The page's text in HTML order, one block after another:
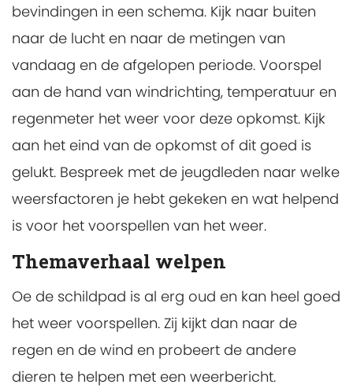
bevindingen in een schema. Kijk naar buiten
naar de lucht en naar de metingen van
vandaag en de afgelopen periode. Voorspel
aan de hand van windrichting, temperatuur en
regenmeter het weer voor deze opkomst. Kijk
aan het eind van de opkomst of dit goed is
gelukt. Bespreek met de jeugdleden naar welke
weersfactoren je hebt gekeken en wat helpend
is voor het voorspellen van het weer.
Themaverhaal welpen
Oe de schildpad is al erg oud en kan heel goed
het weer voorspellen. Zij kijkt dan naar de
regen en de wind en probeert de andere
dieren te helpen met een weerbericht.